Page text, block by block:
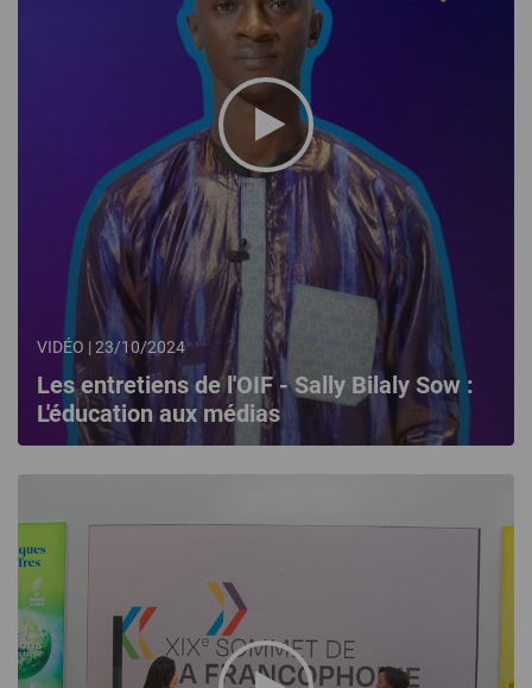
VIDÉO | 23/10/2024
Les entretiens de l'OIF - Sally Bilaly Sow :
L'éducation aux médias